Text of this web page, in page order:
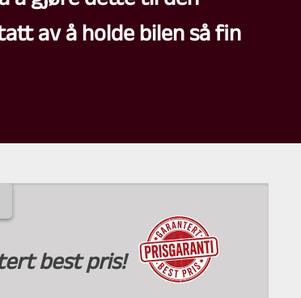
av å holde bilen så fin
best pris!